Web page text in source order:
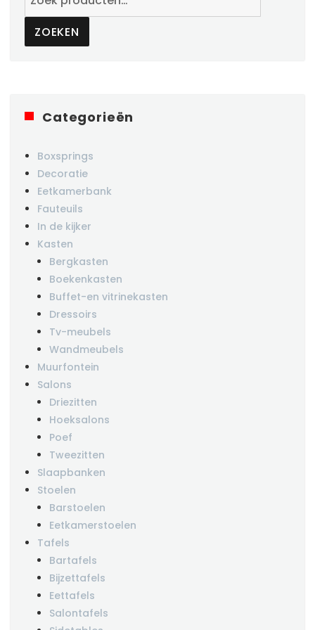
ZOEKEN
Categorieën
Boxsprings
Decoratie
Eetkamerbank
Fauteuils
In de kijker
Kasten
Bergkasten
Boekenkasten
Buffet-en vitrinekasten
Dressoirs
Tv-meubels
Wandmeubels
Muurfontein
Salons
Driezitten
Hoeksalons
Poef
Tweezitten
Slaapbanken
Stoelen
Barstoelen
Eetkamerstoelen
Tafels
Bartafels
Bijzettafels
Eettafels
Salontafels